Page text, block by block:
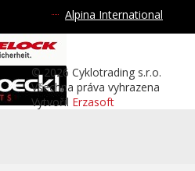
Alpina International
© 2026 Cyklotrading s.r.o.
Všechna práva vyhrazena
Vytvořil Erzasoft